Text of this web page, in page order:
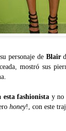
personaje de Blair
,mostró sus
esta fashionista y no
honey!, con este